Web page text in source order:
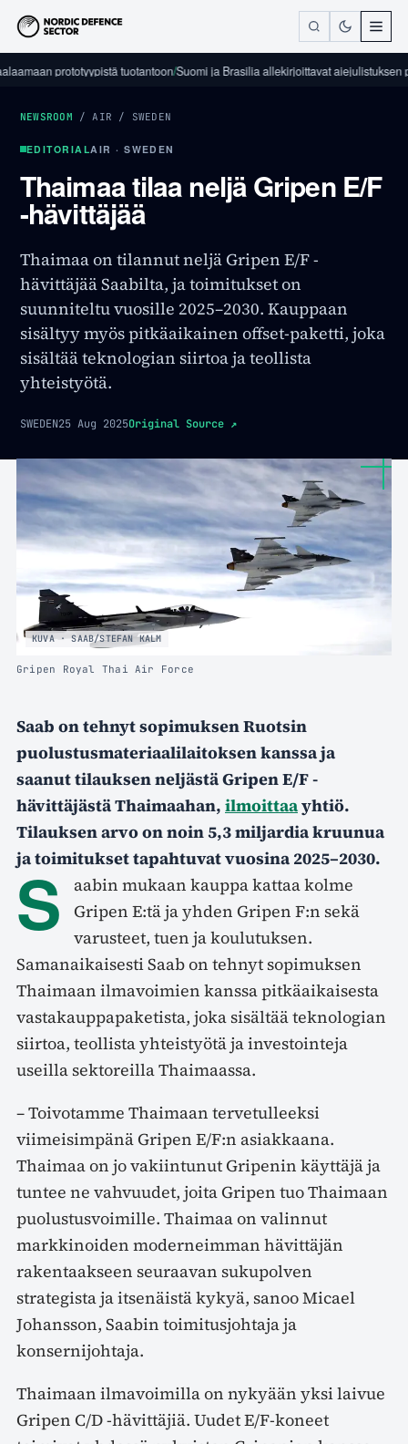
prototyypistä tuotantoon/Suomi ja Brasilia allekirjoittavat aiejulistuksen
NEWSROOM / AIR / SWEDEN
EDITORIALAIR · SWEDEN
Thaimaa tilaa neljä Gripen E/F
-hävittäjää
Thaimaa on tilannut neljä Gripen E/F -
hävittäjää Saabilta, ja toimitukset on
suunniteltu vuosille 2025–2030. Kauppaan
sisältyy myös pitkäaikainen offset-paketti, joka
sisältää teknologian siirtoa ja teollista
yhteistyötä.
SWEDEN25 Aug 2025Original Source ↗
KUVA · SAAB/STEFAN KALM
Gripen Royal Thai Air Force
Saab on tehnyt sopimuksen Ruotsin
puolustusmateriaalilaitoksen kanssa ja
saanut tilauksen neljästä Gripen E/F -
hävittäjästä Thaimaahan, ilmoittaayhtiö.
Tilauksen arvo on noin 5,3 miljardia kruunua
ja toimitukset tapahtuvat vuosina 2025–2030.
S
aabin mukaan kauppa kattaa kolme
Gripen E:tä ja yhden Gripen F:n sekä
varusteet, tuen ja koulutuksen.
Samanaikaisesti Saab on tehnyt sopimuksen
Thaimaan ilmavoimien kanssa pitkäaikaisesta
vastakauppapaketista, joka sisältää teknologian
siirtoa, teollista yhteistyötä ja investointeja
useilla sektoreilla Thaimaassa.
– Toivotamme Thaimaan tervetulleeksi
viimeisimpänä Gripen E/F:n asiakkaana.
Thaimaa on jo vakiintunut Gripenin käyttäjä ja
tuntee ne vahvuudet, joita Gripen tuo Thaimaan
puolustusvoimille. Thaimaa on valinnut
markkinoiden moderneimman hävittäjän
rakentaakseen seuraavan sukupolven
strategista ja itsenäistä kykyä, sanoo Micael
Johansson, Saabin toimitusjohtaja ja
konsernijohtaja.
Thaimaan ilmavoimilla on nykyään yksi laivue
Gripen C/D -hävittäjiä. Uudet E/F-koneet